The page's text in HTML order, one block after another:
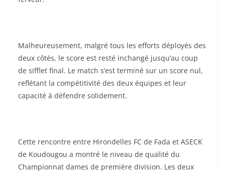
Malheureusement, malgré tous les efforts déployés des
deux côtés, le score est resté inchangé jusqu’au coup
de sifflet final. Le match s’est terminé sur un score nul,
reflétant la compétitivité des deux équipes et leur
capacité à défendre solidement.
Cette rencontre entre Hirondelles FC de Fada et ASECK
de Koudougou a montré le niveau de qualité du
Championnat dames de première division. Les deux